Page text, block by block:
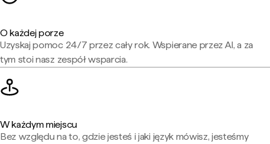
O każdej porze
Uzyskaj pomoc 24/7 przez cały rok. Wspierane przez AI, a za
tym stoi nasz zespół wsparcia.
W każdym miejscu
Bez względu na to, gdzie jesteś i jaki język mówisz, jesteśmy